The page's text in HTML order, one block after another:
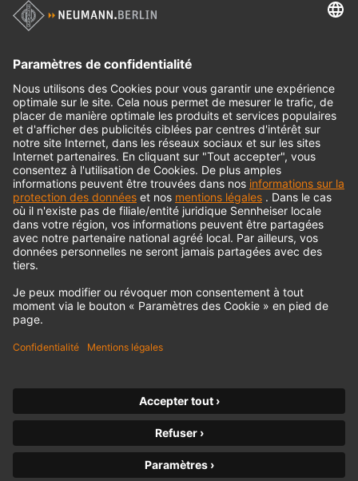
Produits historiques
© 2018 - 2026Georg Neumann GmbH
Impression
Politique de confidentialité
Conditions générales
Droit de rétractation
Declarer la rétraction